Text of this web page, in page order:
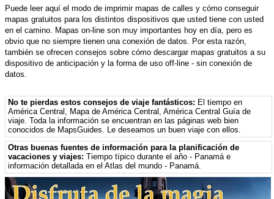
Puede leer aquí el modo de imprimir mapas de calles y cómo conseguir
mapas gratuitos para los distintos dispositivos que usted tiene con usted
en el camino. Mapas on-line son muy importantes hoy en día, pero es
obvio que no siempre tienen una conexión de datos. Por esta razón,
también se ofrecen consejos sobre cómo descargar mapas gratuitos a su
dispositivo de anticipación y la forma de uso off-line - sin conexión de
datos.
No te pierdas estos consejos de viaje fantásticos: El tiempo en
América Central , Mapa de América Central ,América Central Guía de
viaje. Toda la información se encuentran en las páginas web bien
conocidos de MapsGuides. Le deseamos un buen viaje con ellos.
Otras buenas fuentes de información para la planificación de
vacaciones y viajes: Tiempo típico durante el año - Panamá e
información detallada en el Atlas del mundo - Panamá.